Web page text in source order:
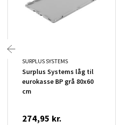
SURPLUS SYSTEMS
Surplus Systems låg til
eurokasse BP grå 80x60
cm
274,95 kr.